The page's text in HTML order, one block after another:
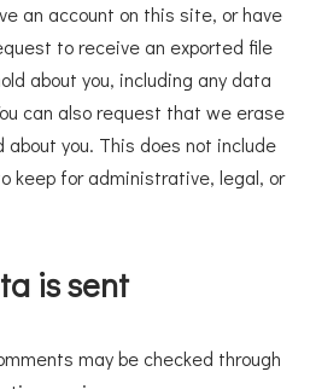
an account on this site, or have
to receive an exported file
about you, including any data
can also request that we erase
about you. This does not include
keep for administrative, legal, or
is sent
may be checked through